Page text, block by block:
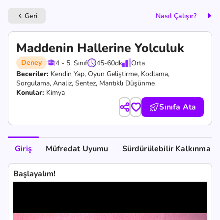
keyboard_arrow_left Geri Nasıl Çalışır?
Maddenin Hallerine Yolculuk
Deney 4 - 5. Sınıf 45-60dk
Orta
Beceriler: Kendin Yap, Oyun Geliştirme, Kodlama,
Sorgulama, Analiz, Sentez, Mantıklı Düşünme
Konular: Kimya
Sınıfa Ata
Giriş Müfredat Uyumu Sürdürülebilir Kalkınma
Başlayalım!